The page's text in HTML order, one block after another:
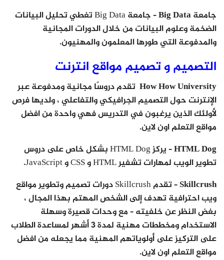
جامعة Big Data
– جامعة Big Data تغطي تحليل البيانات
الضخمة وعلوم البيانات من خلال الدورات المجانية
والمدفوعة التي طورها المعلمون والمهنيون.
التصميم و تصميم مواقع انترنت
How How University تقدم دروسًا مجانية ومدفوعة عبر
الإنترنت حول التصميم الجرافيكي والتفاعلي ، ولديها فرص
لأولئك الذين يرغبون في التدريس فهي واحدة من افضل
مواقع التعلم اون لاين.
HTML Dog
– يركز HTML Dog بشكل خاص على دروس
تطوير الويب لمهارات تشفير HTML و CSS و JavaScript.
Skillcrush
– تقدم Skillcrush دورات تصميم وتطوير مواقع
ويب احترافية تهدف إلى الشخص المهتم بهذا المجال ،
بغض النظر عن خلفيته – مع وحدات قصيرة وسهلة
الاستخدام ومخططات مهنية لمدة 3 أشهر لمساعدة الطلاب
على التركيز على أولوياتهم المهنية مما يجعله من افضل
مواقع التعلم اون لاين.